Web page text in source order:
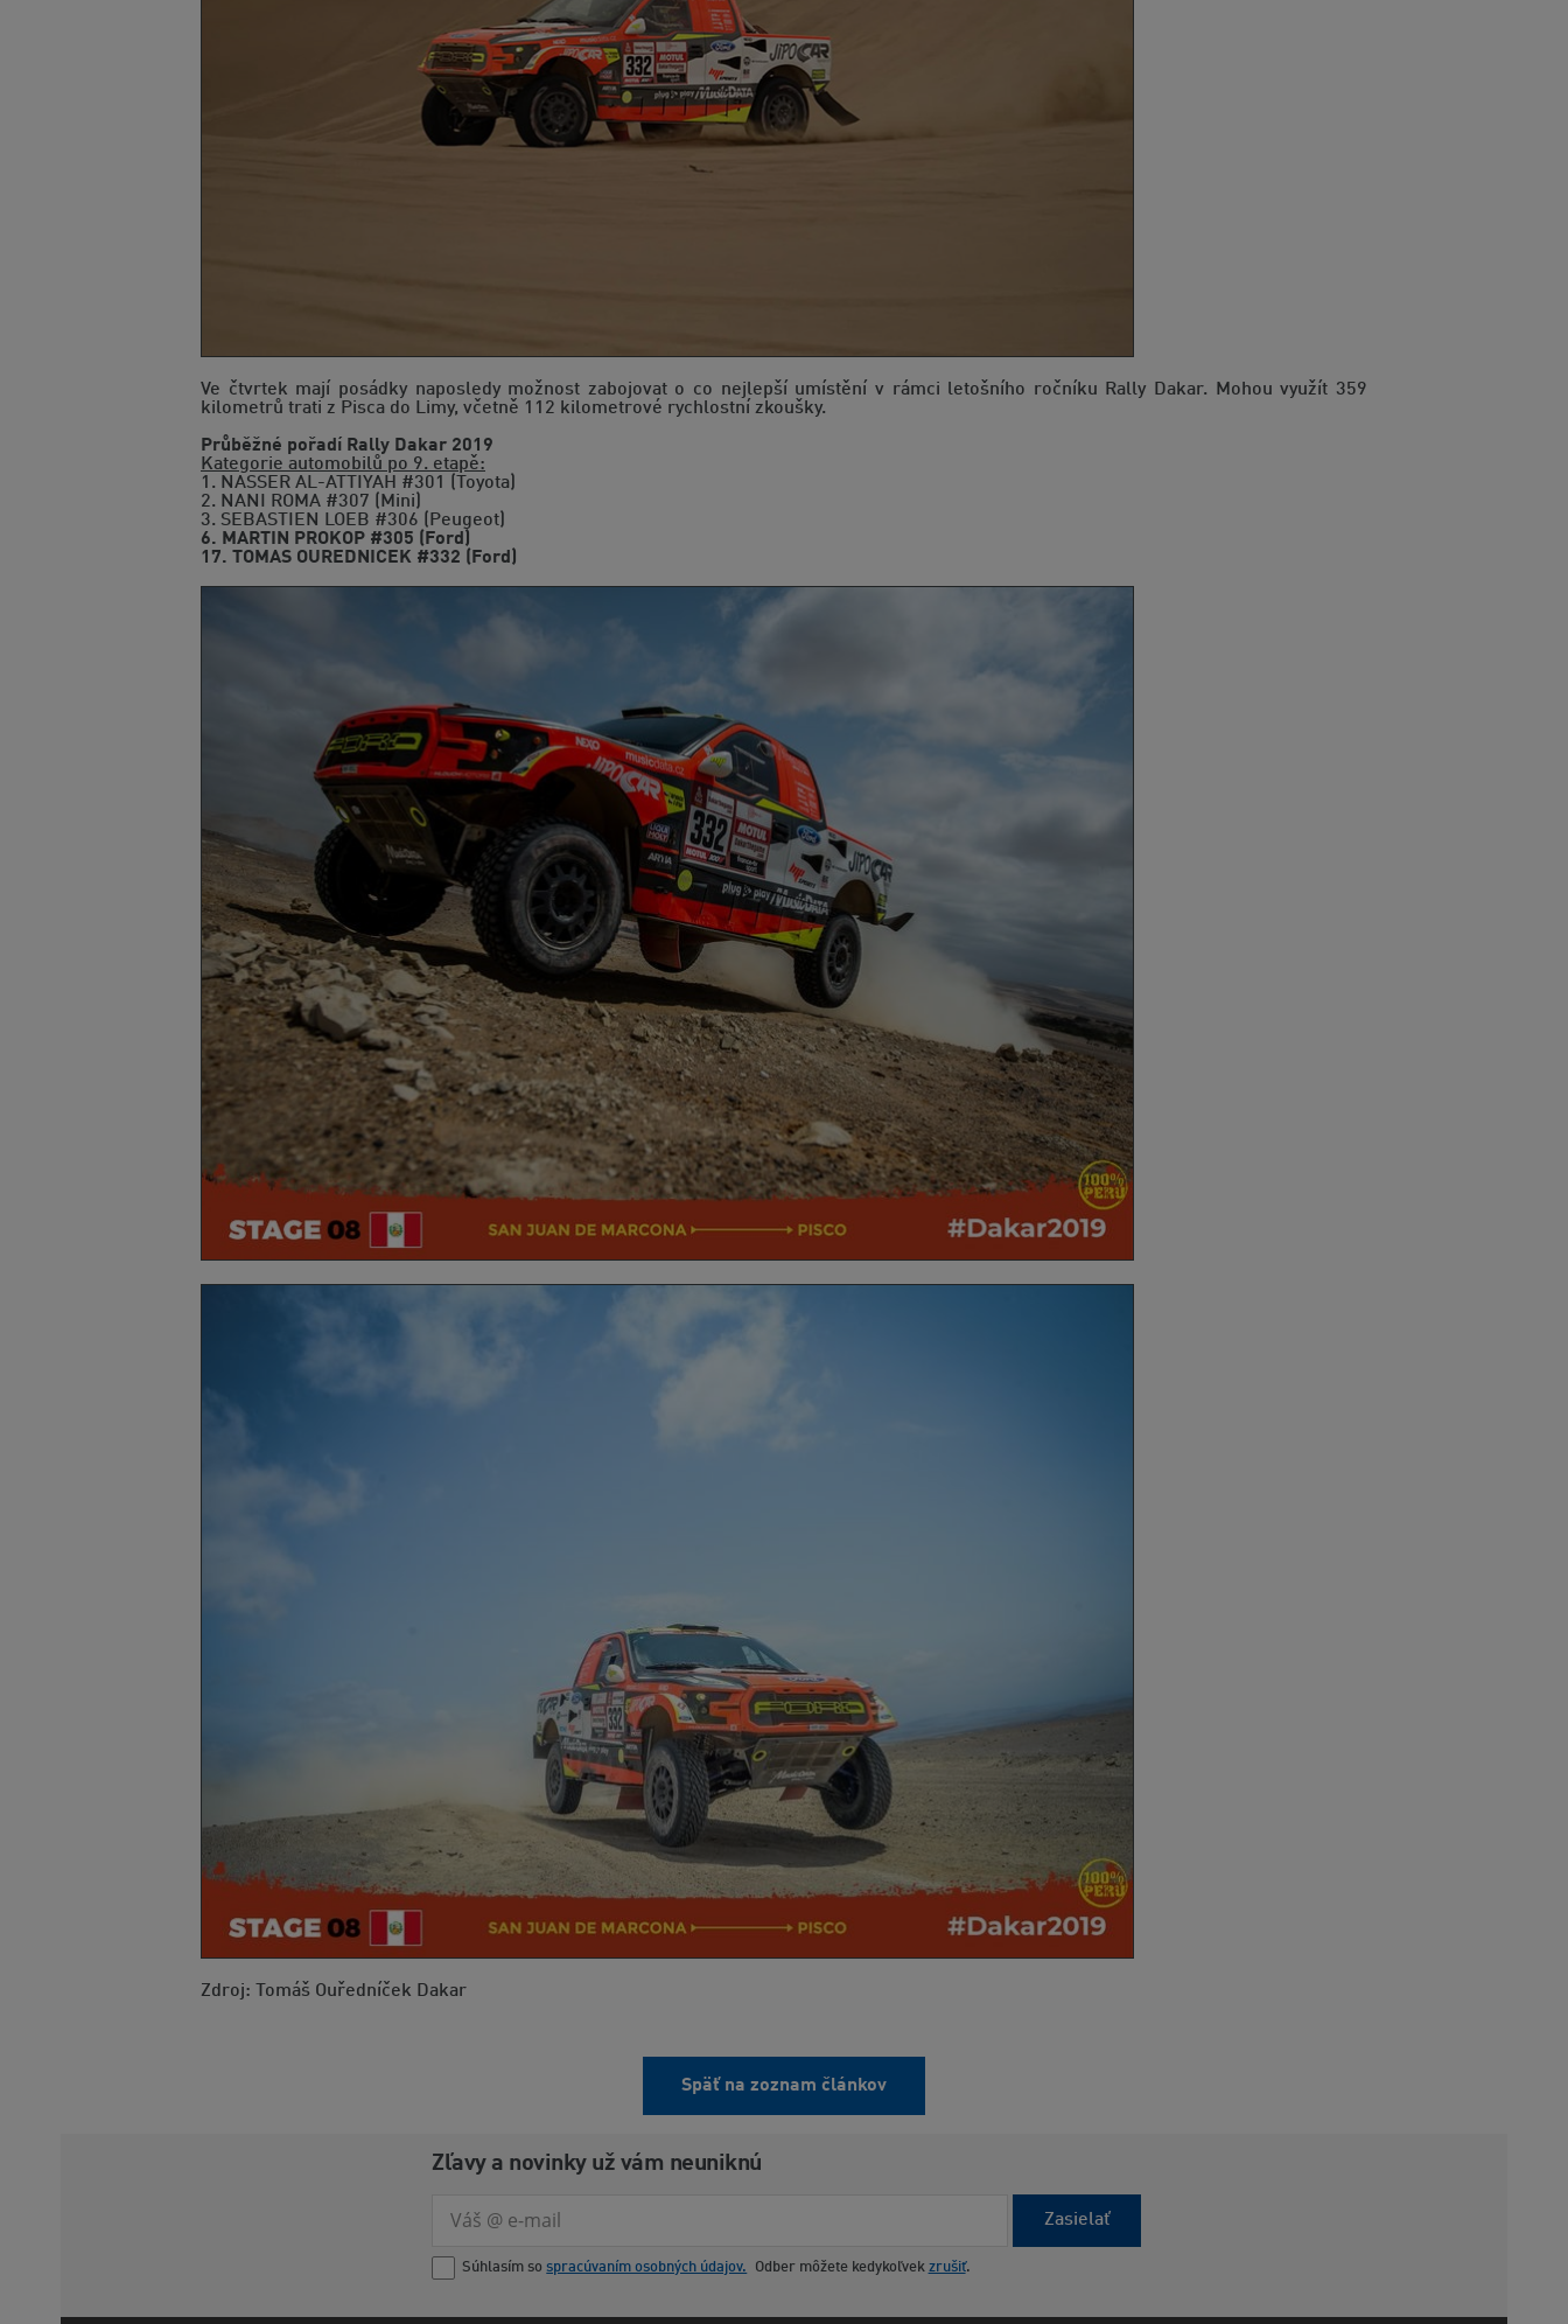
Ve čtvrtek mají posádky naposledy možnost zabojovat o co nejlepší umístění v rámci letošního ročníku Rally Dakar. Mohou využít 359
kilometrů trati z Pisca do Limy, včetně 112 kilometrové rychlostní zkoušky.
Průběžné pořadí Rally Dakar 2019
Kategorie automobilů po 9. etapě:
1. NASSER AL-ATTIYAH #301 (Toyota)
2. NANI ROMA #307 (Mini)
3. SEBASTIEN LOEB #306 (Peugeot)
6. MARTIN PROKOP #305 (Ford)
17. TOMAS OUREDNICEK #332 (Ford)
Zdroj: Tomáš Ouředníček Dakar
Späť na zoznam článkov
Zľavy a novinky už vám neuniknú
Zasielať
Súhlasím so spracúvaním osobných údajov. Odber môžete kedykoľvek zrušiť.